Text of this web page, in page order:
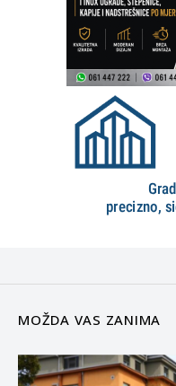
MOŽDA VAS ZANIMA